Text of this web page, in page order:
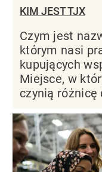
KIM JEST TJX
Czym jest
którym nasi
kupujących
Miejsce, w
czynią różnicę